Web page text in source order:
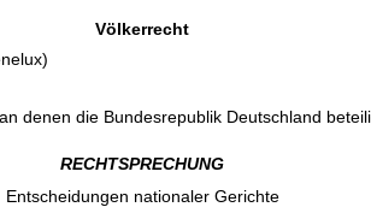
Völkerrecht
denen die Bundesrepublik Deutschland
RECHTSPRECHUNG
Entscheidungen nationaler Gerichte